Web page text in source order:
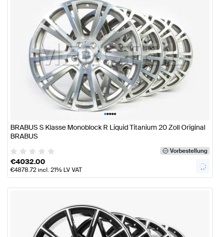
•••••
BRABUS S Klasse Monoblock R Liquid Titanium 20 Zoll Original
BRABUS
Vorbestellung
€4032.00
€4878.72incl. 21% LV VAT